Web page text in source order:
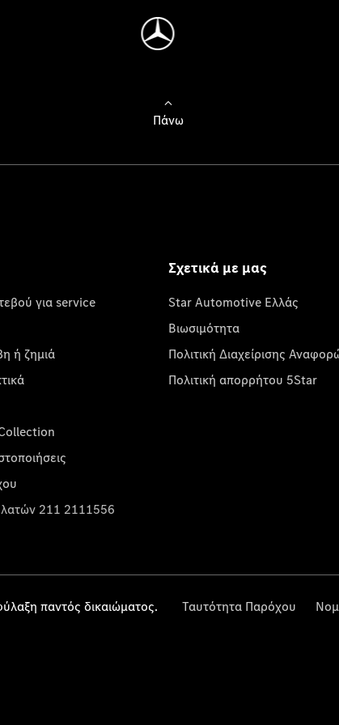
Πάνω
για service
ή ζημιά
211 2111556
Σχετικά με μας
Star Automotive Ελλάς
Βιωσιμότητα
Πολιτική Διαχείρισης
Πολιτική απορρήτου 5Star
παντός δικαιώματος. Ταυτότητα Παρόχου